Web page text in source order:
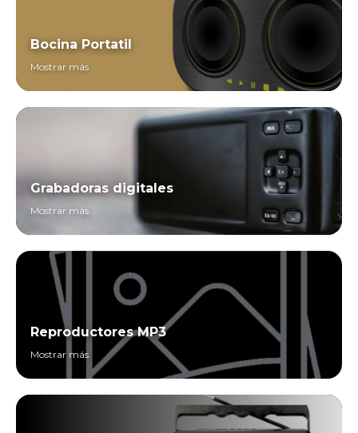
Bocina Portatil
Mostrar más
Grabadoras digitales
Mostrar más
Reproductores MP3
Mostrar más